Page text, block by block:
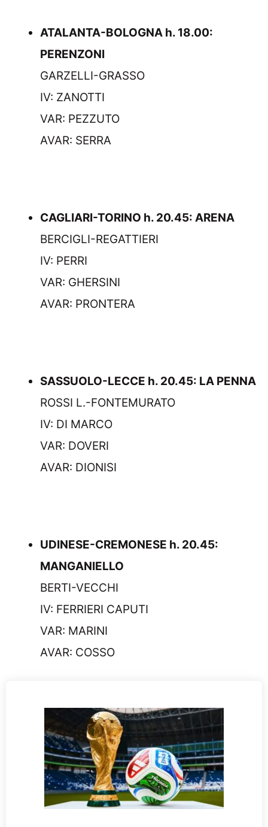
ATALANTA-BOLOGNA h. 18.00:
PERENZONI
GARZELLI-GRASSO
IV: ZANOTTI
VAR: PEZZUTO
AVAR: SERRA
CAGLIARI-TORINO h. 20.45: ARENA
BERCIGLI-REGATTIERI
IV: PERRI
VAR: GHERSINI
AVAR: PRONTERA
SASSUOLO-LECCE h. 20.45: LA PENNA
ROSSI L.-FONTEMURATO
IV: DI MARCO
VAR: DOVERI
AVAR: DIONISI
UDINESE-CREMONESE h. 20.45:
MANGANIELLO
BERTI-VECCHI
IV: FERRIERI CAPUTI
VAR: MARINI
AVAR: COSSO